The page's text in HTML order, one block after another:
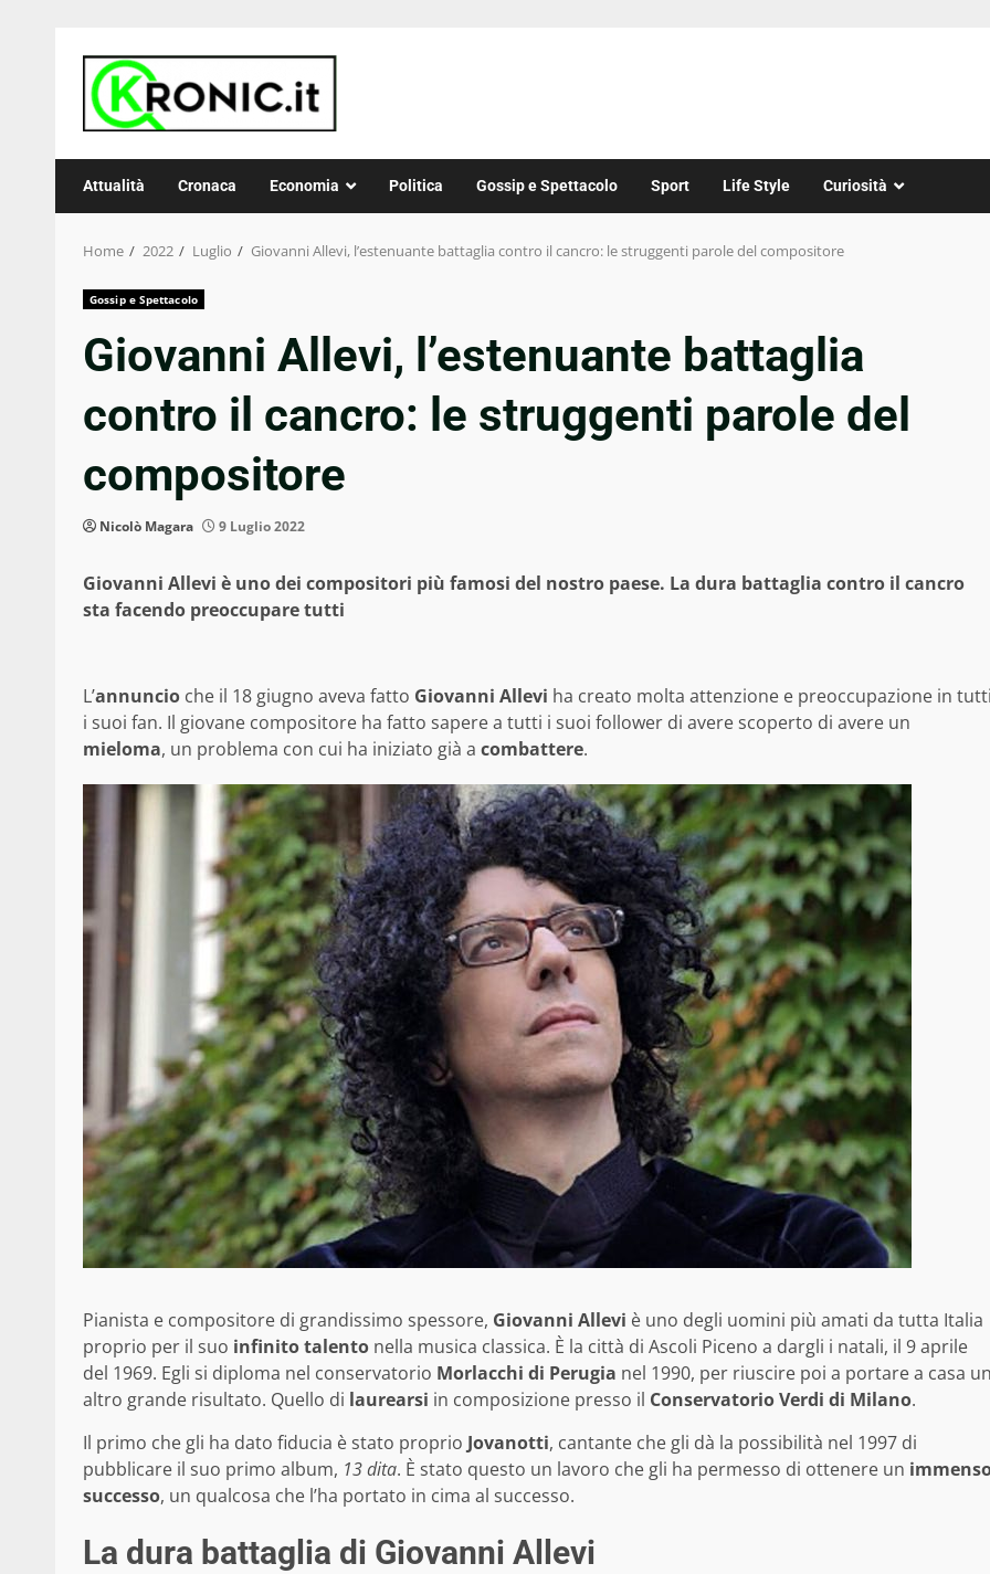
content
Attualità Cronaca Economia Politica Gossip e Spettacolo Sport Life Style Curiosità
Home 2022 Luglio Giovanni Allevi, l’estenuante battaglia contro il cancro: le struggenti parole del compositore
Gossip e Spettacolo
Giovanni Allevi, l’estenuante battaglia
contro il cancro: le struggenti parole del
compositore
Nicolò Magara 9 Luglio 2022
Giovanni Allevi è uno dei compositori più famosi del nostro paese. La dura battaglia contro il cancro
sta facendo preoccupare tutti
L’annuncio che il 18 giugno aveva fatto Giovanni Allevi ha creato molta attenzione e preoccupazione in
i suoi fan. Il giovane compositore ha fatto sapere a tutti i suoi follower di avere scoperto di avere un
mieloma, un problema con cui ha iniziato già a combattere.
Pianista e compositore di grandissimo spessore, Giovanni Allevi è uno degli uomini più amati da tutta Italia
proprio per il suo infinito talento nella musica classica. È la città di Ascoli Piceno a dargli i natali, il 9 aprile
del 1969. Egli si diploma nel conservatorio Morlacchi di Perugia nel 1990, per riuscire poi a portare a casa
altro grande risultato. Quello di laurearsi in composizione presso il Conservatorio Verdi di Milano.
Il primo che gli ha dato fiducia è stato proprio Jovanotti, cantante che gli dà la possibilità nel 1997 di
pubblicare il suo primo album, 13 dita. È stato questo un lavoro che gli ha permesso di ottenere un
successo, un qualcosa che l’ha portato in cima al successo.
La dura battaglia di Giovanni Allevi